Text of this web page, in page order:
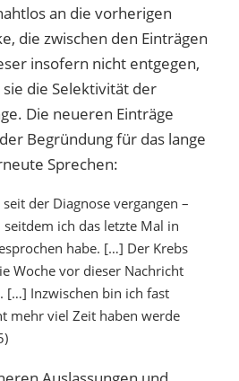
an die vorherigen
die zwischen den Einträgen
insofern nicht entgegen,
die Selektivität der
Die neueren Einträge
Begründung für das lange
Sprechen:
der Diagnose vergangen –
ich das letzte Mal in
habe. […] Der Krebs
Woche vor dieser Nachricht
[…] Inzwischen bin ich fast
mehr viel Zeit haben werde